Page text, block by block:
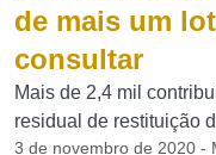
de mais um
consultar
Mais de 2,4 mil
residual de restituição
3 de novembro de 2020 -